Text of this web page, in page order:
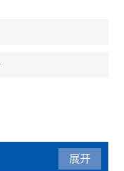
展开